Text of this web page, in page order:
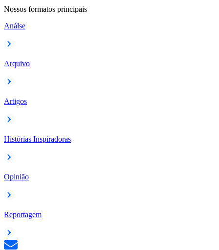
Nossos formatos principais
Análse
Arquivo
Artigos
Histórias Inspiradoras
Opinião
Reportagem